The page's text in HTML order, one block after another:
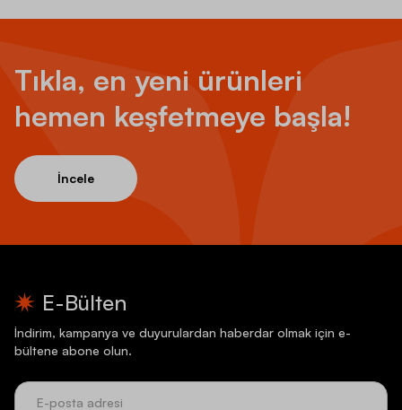
Tıkla, en yeni ürünleri
hemen keşfetmeye başla!
İncele
E-Bülten
İndirim, kampanya ve duyurulardan haberdar olmak için e-
bültene abone olun.